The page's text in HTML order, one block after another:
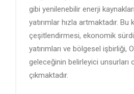
gibi yenilenebilir enerji
yatırımlar hızla artmaktadır.
çeşitlendirmesi, ekonomik
yatırımları ve bölgesel işbirliği,
geleceğinin belirleyici unsurları
çıkmaktadır.